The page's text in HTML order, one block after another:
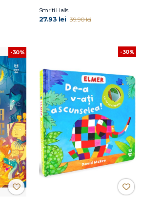
Smriti Halls
27.93 lei 39.90 lei
-30% -30%